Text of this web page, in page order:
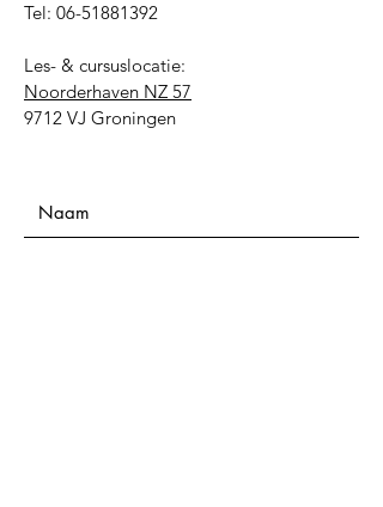
Tel: 06-51881392
Les- & cursuslocatie:
Noorderhaven NZ 57
9712 VJ Groningen